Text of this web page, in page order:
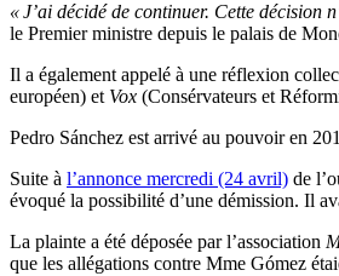
« J’ai décidé de continuer. Cette décision
le Premier ministre depuis le palais de
Il a également appelé à une réflexion
européen) et Vox (Consérvateurs et
Pedro Sánchez est arrivé au pouvoir en
Suite à l’annonce mercredi (24 avril) de
évoqué la possibilité d’une démission. Il
La plainte a été déposée par l’association
que les allégations contre Mme Gómez